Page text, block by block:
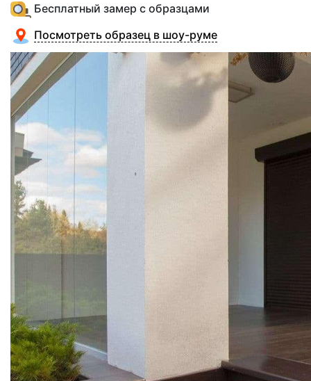
Бесплатный замер с образцами
Посмотреть образец в шоу-руме